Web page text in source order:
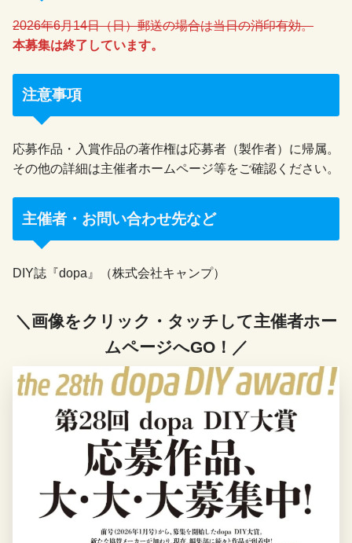
2026年6月14日（日）郵送の場合は当日の消印有効。
本募集は終了しています。
注意事項
応募作品・入賞作品の著作権は応募者（製作者）に帰属。
その他の詳細は主催者ホームページ等をご確認ください。
主催者・お問い合わせ先など
DIY誌『dopa』（株式会社キャンプ）
＼画像をクリック・タッチして主催者ホー
ムページへGO！／